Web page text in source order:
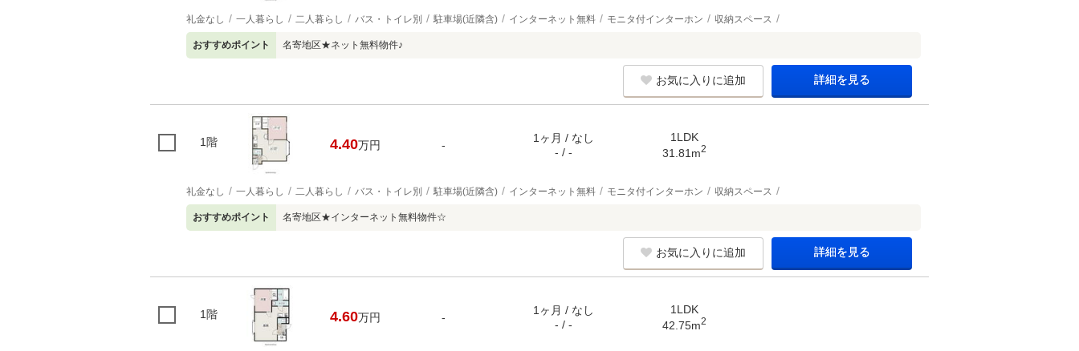
礼金なし 一人暮らし 二人暮らし バス・トイレ別 駐車場(近隣含) インターネット無料 モニタ付インターホン 収納スペース
おすすめポイント 名寄地区★ネット無料物件♪
お気に入りに追加 詳細を見る
1階 4.40万円 -
1ヶ月 / なし
- / -
1LDK
31.81m2
礼金なし 一人暮らし 二人暮らし バス・トイレ別 駐車場(近隣含) インターネット無料 モニタ付インターホン 収納スペース
おすすめポイント 名寄地区★インターネット無料物件☆
お気に入りに追加 詳細を見る
1階 4.60万円 -
1ヶ月 / なし
- / -
1LDK
42.75m2